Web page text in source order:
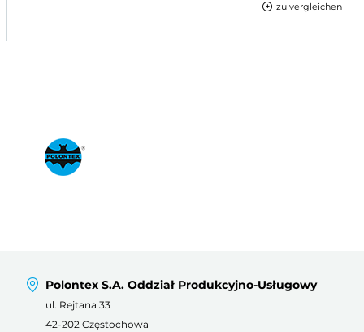
zu vergleichen
Polontex S.A. Oddział Produkcyjno-Usługowy
ul. Rejtana 33
42-202 Częstochowa